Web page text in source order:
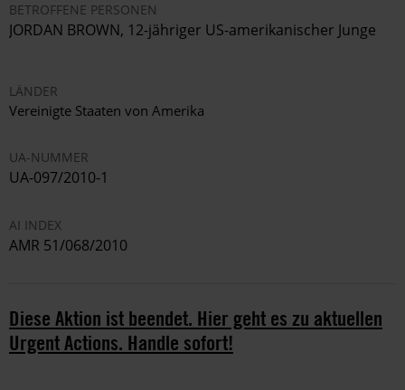
BETROFFENE PERSONEN
JORDAN BROWN, 12-jähriger US-amerikanischer Junge
LÄNDER
Vereinigte Staaten von Amerika
UA-NUMMER
UA-097/2010-1
AI INDEX
AMR 51/068/2010
Diese Aktion ist beendet. Hier geht es zu aktuellen
Urgent Actions. Handle sofort!